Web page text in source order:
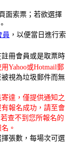
面索票；若欲選擇
員 ，以便當日進行索
冊會員或是取票時
Yahoo或Hotmail郵
視為垃圾郵件而無
達，僅提供通知之
報名成功，請至會
查不到您所報名的
。
張數，每場次可選